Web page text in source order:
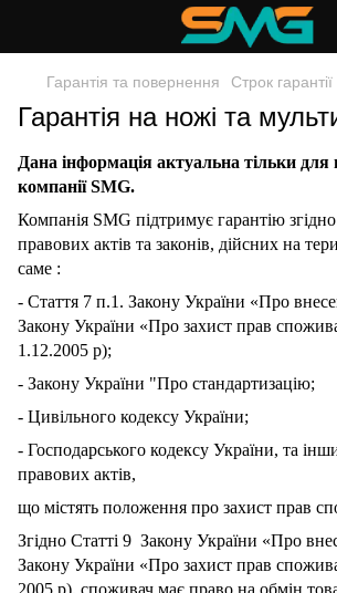
Гарантія та повернення Строк гарантії
Гарантія на ножі та
Дана інформація актуальна тільки для
компанії SMG.
Компанія SMG підтримує гарантію
правових актів та законів, дійсних на
саме :
- Стаття 7 п.1. Закону України «Про
Закону України «Про захист прав
1.12.2005 р);
- Закону України "Про стандартизацію;
- Цивільного кодексу України;
- Господарського кодексу України, та
правових актів,
що містять положення про захист прав
Згідно Статті 9 Закону України «Про
Закону України «Про захист прав
2005 р), споживач має право на обмін